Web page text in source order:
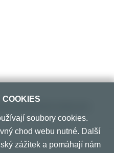
COOKIES
soubory cookies.
chod webu nutné. Další
zážitek a pomáhají nám